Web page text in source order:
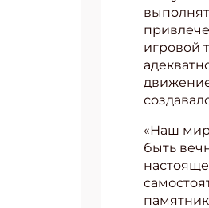
игровой
«Наш
быть